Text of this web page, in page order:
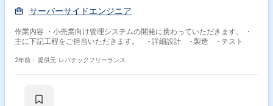
サーバーサイドエンジニア
作業内容 ・小売業向け管理システムの開発に携わっていただきます。 ・
主に下記工程をご担当いただきます。 - 詳細設計 - 製造 - テスト
2年前・ 提供元: レバテックフリーランス